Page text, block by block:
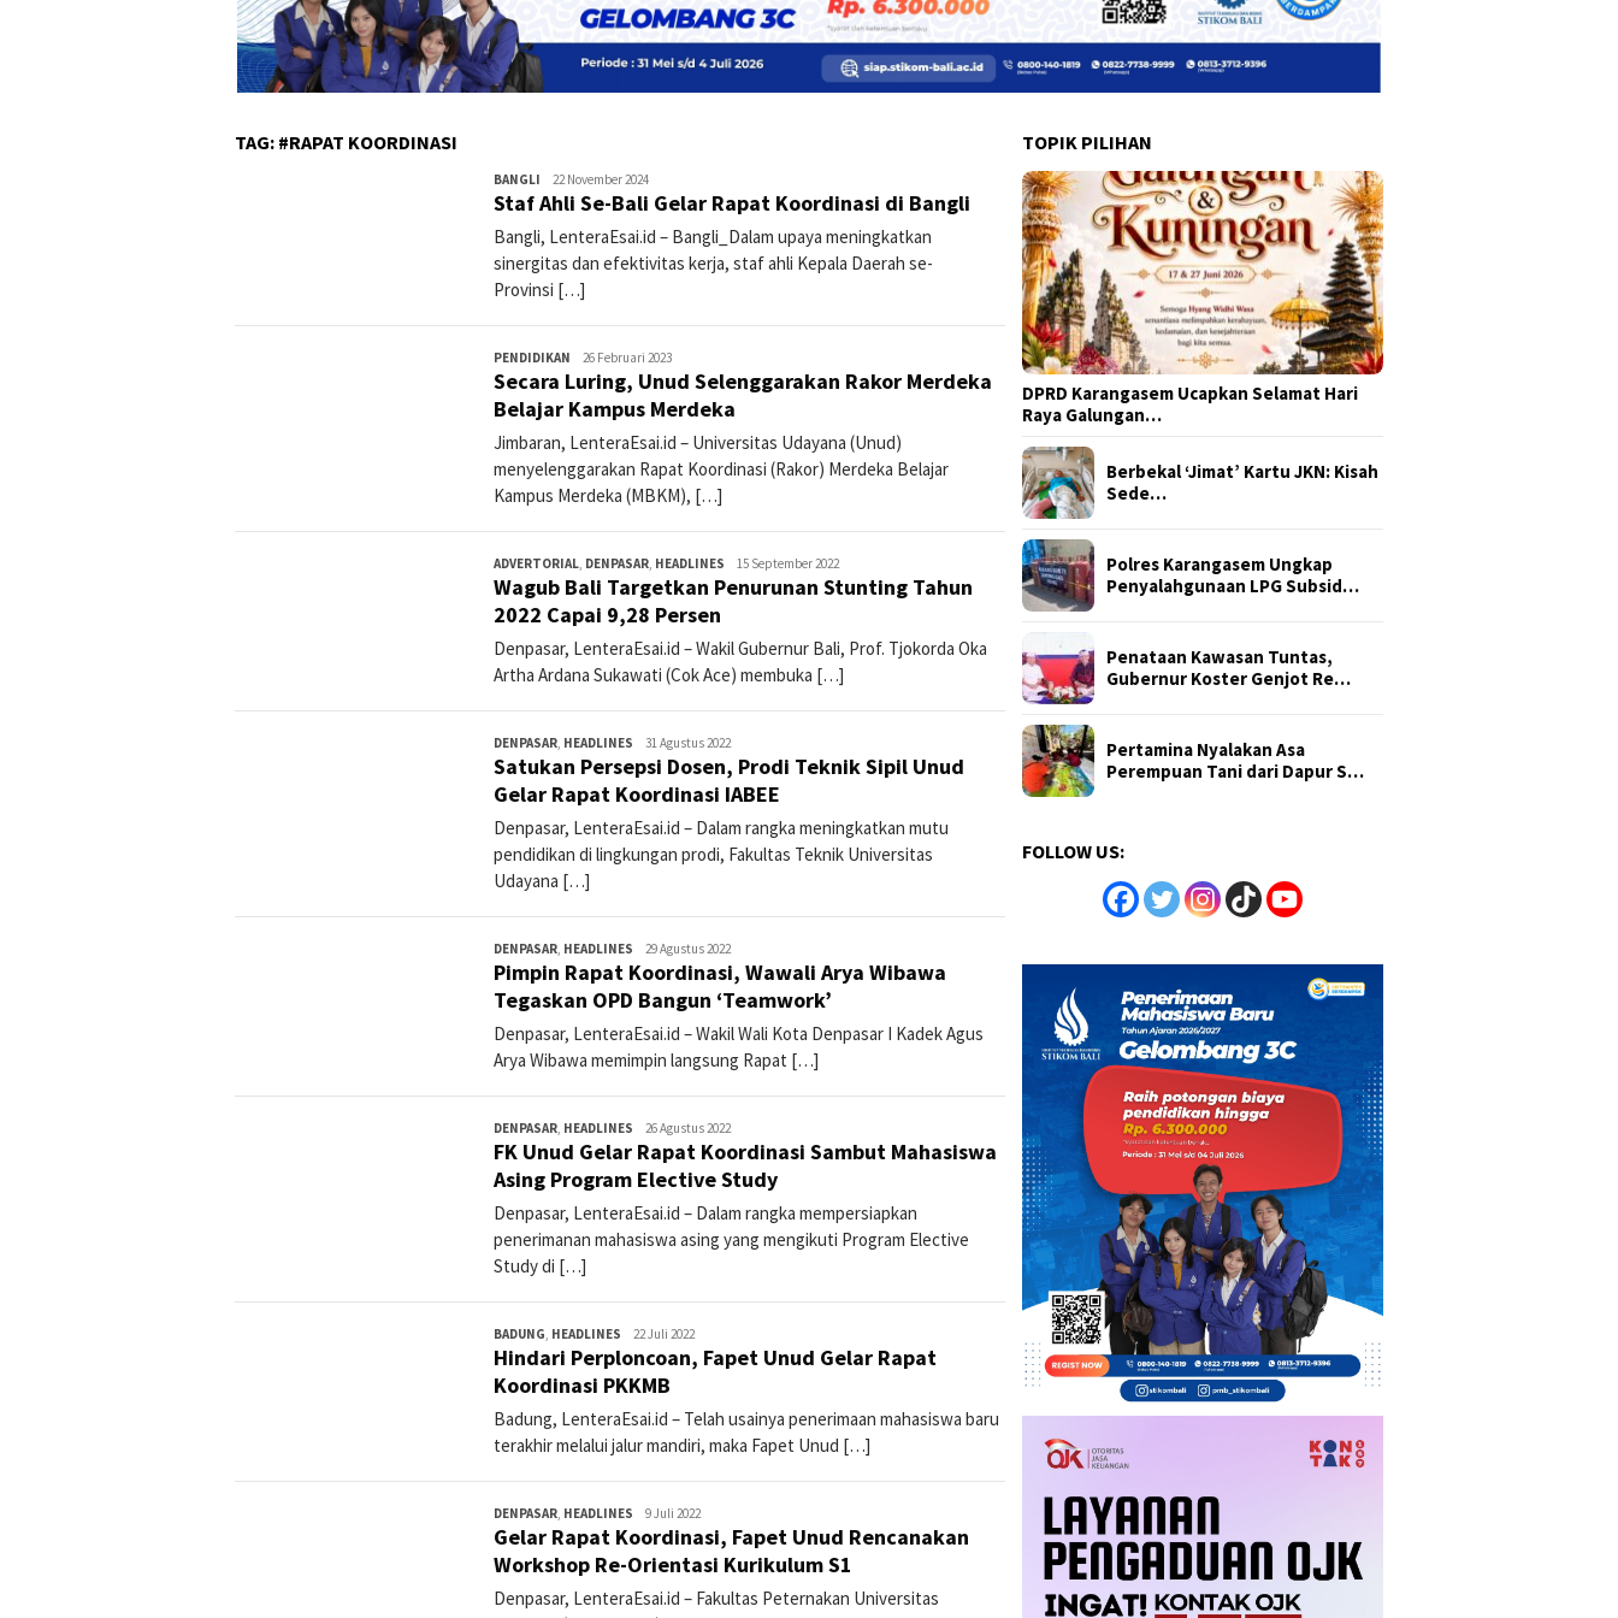
TAG: #RAPAT KOORDINASI
BANGLI lenteraesai
22 November 2024
Staf Ahli Se-Bali Gelar Rapat Koordinasi di Bangli
Bangli, LenteraEsai.id – Bangli_Dalam upaya meningkatkan
sinergitas dan efektivitas kerja, staf ahli Kepala Daerah se-
Provinsi […]
PENDIDIKAN lenteraesai
26 Februari 2023
Secara Luring, Unud Selenggarakan Rakor Merdeka
Belajar Kampus Merdeka
Jimbaran, LenteraEsai.id – Universitas Udayana (Unud)
menyelenggarakan Rapat Koordinasi (Rakor) Merdeka Belajar
Kampus Merdeka (MBKM), […]
ADVERTORIAL DENPASAR HEADLINES lentera3
15 September 2022
Wagub Bali Targetkan Penurunan Stunting Tahun
2022 Capai 9,28 Persen
Denpasar, LenteraEsai.id – Wakil Gubernur Bali, Prof. Tjokorda Oka
Artha Ardana Sukawati (Cok Ace) membuka […]
DENPASAR HEADLINES lentera3
31 Agustus 2022
Satukan Persepsi Dosen, Prodi Teknik Sipil Unud
Gelar Rapat Koordinasi IABEE
Denpasar, LenteraEsai.id – Dalam rangka meningkatkan mutu
pendidikan di lingkungan prodi, Fakultas Teknik Universitas
Udayana […]
DENPASAR HEADLINES lentera3
29 Agustus 2022
Pimpin Rapat Koordinasi, Wawali Arya Wibawa
Tegaskan OPD Bangun ‘Teamwork’
Denpasar, LenteraEsai.id – Wakil Wali Kota Denpasar I Kadek Agus
Arya Wibawa memimpin langsung Rapat […]
DENPASAR HEADLINES lentera3
26 Agustus 2022
FK Unud Gelar Rapat Koordinasi Sambut Mahasiswa
Asing Program Elective Study
Denpasar, LenteraEsai.id – Dalam rangka mempersiapkan
penerimanan mahasiswa asing yang mengikuti Program Elective
Study di […]
BADUNG HEADLINES lentera3
22 Juli 2022
Hindari Perploncoan, Fapet Unud Gelar Rapat
Koordinasi PKKMB
Badung, LenteraEsai.id – Telah usainya penerimaan mahasiswa baru
terakhir melalui jalur mandiri, maka Fapet Unud […]
DENPASAR HEADLINES lentera3
9 Juli 2022
Gelar Rapat Koordinasi, Fapet Unud Rencanakan
Workshop Re-Orientasi Kurikulum S1
Denpasar, LenteraEsai.id – Fakultas Peternakan Universitas
TOPIK PILIHAN
DPRD Karangasem Ucapkan Selamat Hari
Raya Galungan…
Berbekal ‘Jimat’ Kartu JKN: Kisah
Sede…
Polres Karangasem Ungkap
Penyalahgunaan LPG Subsid…
Penataan Kawasan Tuntas,
Gubernur Koster Genjot Re…
Pertamina Nyalakan Asa
Perempuan Tani dari Dapur S…
FOLLOW US: